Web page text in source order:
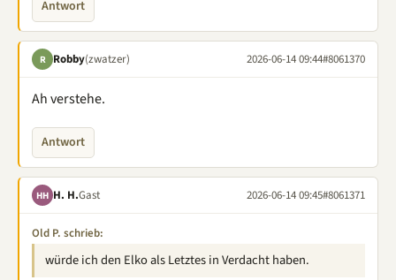
Antwort
R Robby(zwatzer) 2026-06-14 09:44#8061370
Ah verstehe.
Antwort
HH H. H.Gast 2026-06-14 09:45#8061371
Old P. schrieb:
würde ich den Elko als Letztes in Verdacht haben.